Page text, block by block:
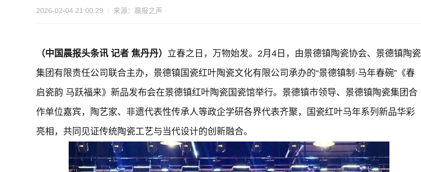
2026-02-04 21:00:29 来源：晨报之声
（中国晨报头条讯 记者 焦丹丹） 立春之日，万物始发。2月4日，由景德镇陶瓷协会、景德镇陶瓷
集团有限责任公司联合主办，景德镇国瓷红叶陶瓷文化有限公司承办的“景德镇制·马年春碗”《春
启瓷韵 马跃福来》新品发布会在景德镇红叶陶瓷国瓷馆举行。景德镇市领导、景德镇陶瓷集团合
作单位嘉宾，陶艺家、非遗代表性传承人等政企学研各界代表齐聚，国瓷红叶马年系列新品华彩
亮相，共同见证传统陶瓷工艺与当代设计的创新融合。